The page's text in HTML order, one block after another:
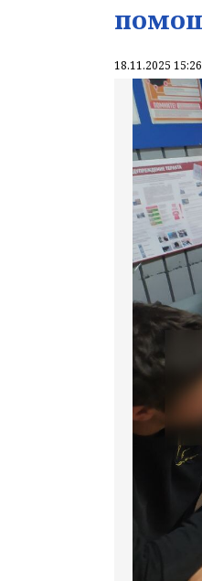
18.11.2025 15:26